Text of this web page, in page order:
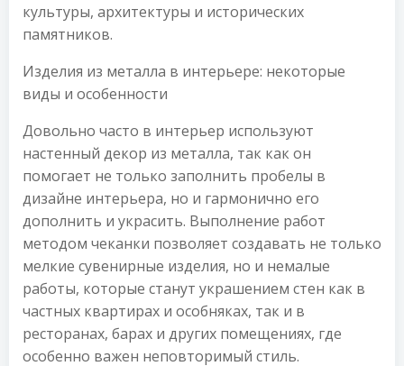
культуры, архитектуры и исторических
памятников.
Изделия из металла в интерьере: некоторые
виды и особенности
Довольно часто в интерьер используют
настенный декор из металла, так как он
помогает не только заполнить пробелы в
дизайне интерьера, но и гармонично его
дополнить и украсить. Выполнение работ
методом чеканки позволяет создавать не только
мелкие сувенирные изделия, но и немалые
работы, которые станут украшением стен как в
частных квартирах и особняках, так и в
ресторанах, барах и других помещениях, где
особенно важен неповторимый стиль.